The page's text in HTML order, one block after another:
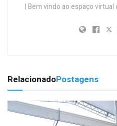
| Bem vindo ao espaço virtual
RelacionadoPostagens